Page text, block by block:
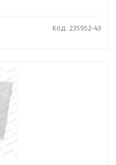
Код: 235952-43